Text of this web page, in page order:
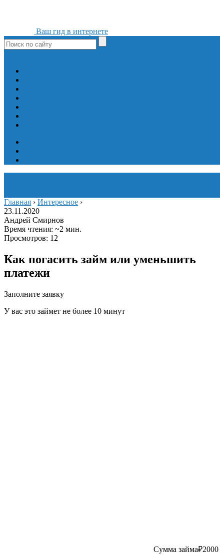
Ваш гид в интернете
Главная › Интересное ›
23.11.2020
Андрей Смирнов
Время чтения: ~2 мин.
Просмотров: 12
Как погасить займ или уменьшить
платежи
Заполните заявку
У вас это займет не более 10 минут
Сумма займа₽2000